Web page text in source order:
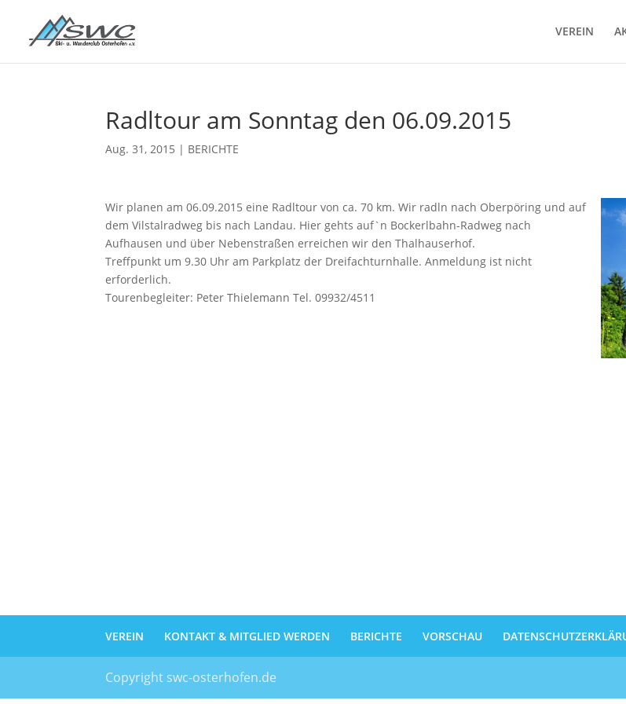
VEREIN
Radltour am Sonntag den 06.09.2015
Aug. 31, 2015 | BERICHTE
Wir planen am 06.09.2015 eine Radltour von ca. 70 km. Wir radln nach Oberpöring und auf
dem Vilstalradweg bis nach Landau. Hier gehts auf`n Bockerlbahn-Radweg nach
Aufhausen und über Nebenstraßen erreichen wir den Thalhauserhof.
Treffpunkt um 9.30 Uhr am Parkplatz der Dreifachturnhalle. Anmeldung ist nicht
erforderlich.
Tourenbegleiter: Peter Thielemann Tel. 09932/4511
VEREIN KONTAKT & MITGLIED WERDEN BERICHTE VORSCHAU
Copyright swc-osterhofen.de